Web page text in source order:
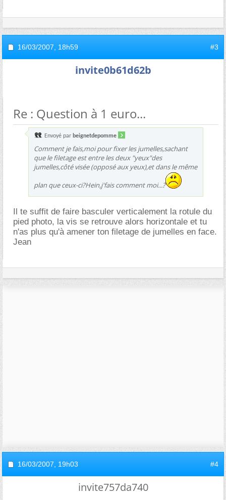
16/03/2007, 18h59 #3
invite0b61d62b
Re : Question à 1 euro...
Envoyé par beignetdepomme
Comment je fais,moi pour fixer les jumelles,sachant
que le filetage est entre les deux "yeux"des
jumelles,côté visée (opposé aux yeux),et dans le même
plan que ceux-ci?Hein,j'fais comment moi...?
Il te suffit de faire basculer verticalement la rotule du
pied photo, la vis se retrouve alors horizontale et tu
n'as plus qu'à amener ton filetage de jumelles en face.
Jean
16/03/2007, 19h03 #4
invite757da740